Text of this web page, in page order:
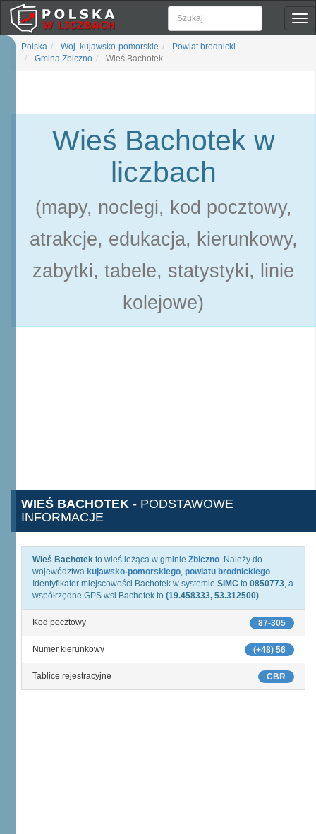
Polska Woj. kujawsko-pomorskie
Powiat brodnicki
Gmina Zbiczno
Wieś Bachotek
Wieś Bachotek w
liczbach
(mapy, noclegi, kod pocztowy,
atrakcje, edukacja, kierunkowy,
zabytki, tabele, statystyki, linie
kolejowe)
WIEŚ BACHOTEK - PODSTAWOWE
INFORMACJE
Wieś Bachotek to wieś leżąca w gminie Zbiczno. Należy do
województwa kujawsko-pomorskiego, powiatu brodnickiego.
Identyfikator miejscowości Bachotek w systemie SIMC to 0850773, a
współrzędne GPS wsi Bachotek to (19.458333, 53.312500).
87-305
Kod pocztowy
(+48) 56
Numer kierunkowy
CBR
Tablice rejestracyjne